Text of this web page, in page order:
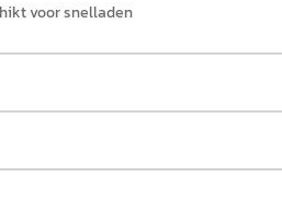
voor snelladen